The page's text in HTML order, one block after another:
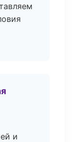
и